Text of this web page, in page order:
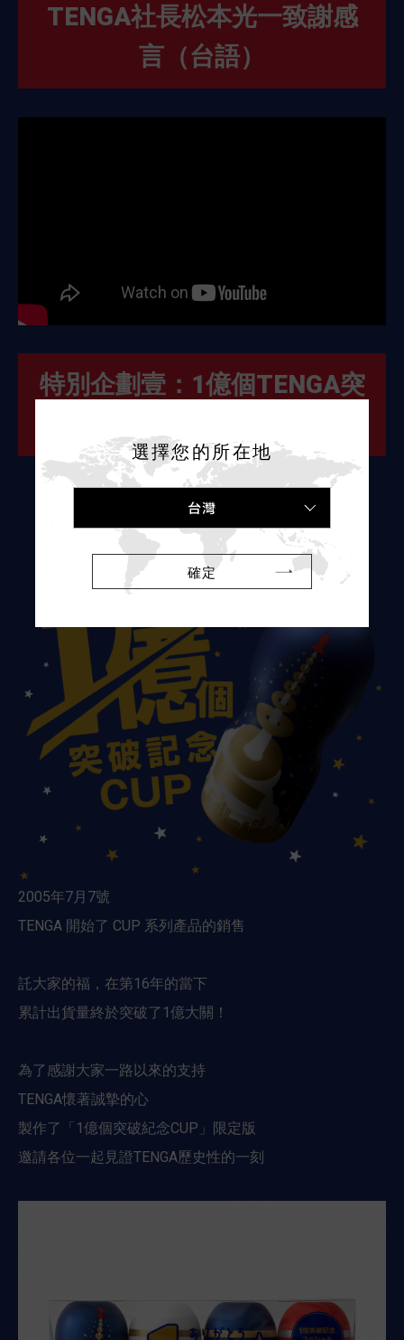
TENGA社長松本光一致謝感
言（台語）
特別企劃壹：1億個TENGA突
2005年7月7號
TENGA 開始了 CUP 系列產品的銷售
託大家的福，在第16年的當下
累計出貨量終於突破了1億大關！
為了感謝大家一路以來的支持
TENGA懷著誠摯的心
製作了「1億個突破紀念CUP」限定版
邀請各位一起見證TENGA歷史性的一刻
選擇您的所在地
台灣
確定